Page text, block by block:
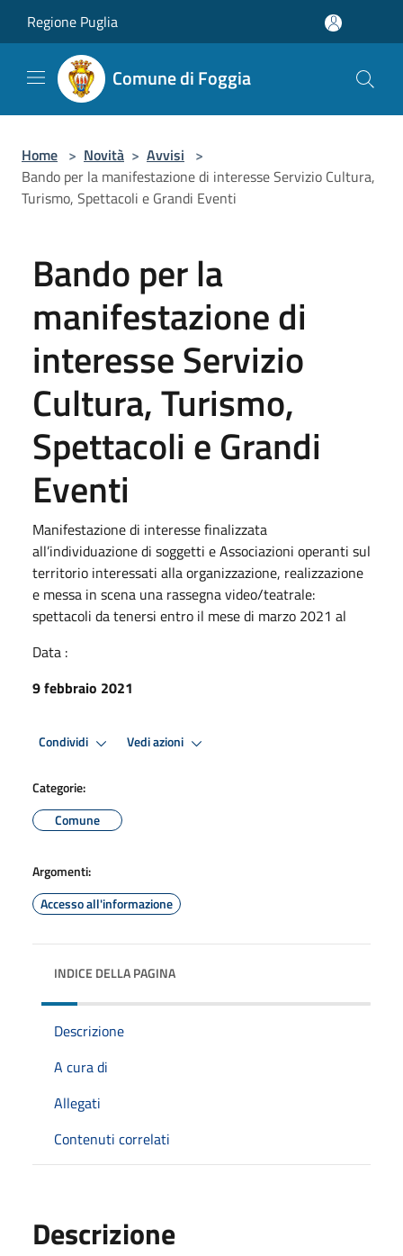
Regione Puglia
Comune di Foggia
Home > Novità > Avvisi >
Bando per la manifestazione di interesse Servizio Cultura,
Turismo, Spettacoli e Grandi Eventi
Bando per la
manifestazione di
interesse Servizio
Cultura, Turismo,
Spettacoli e Grandi
Eventi
Manifestazione di interesse finalizzata
all’individuazione di soggetti e Associazioni operanti sul
territorio interessati alla organizzazione, realizzazione
e messa in scena una rassegna video/teatrale:
spettacoli da tenersi entro il mese di marzo 2021 al
Data :
9 febbraio 2021
Condividi Vedi azioni
Categorie:
Comune
Argomenti:
Accesso all'informazione
INDICE DELLA PAGINA
Descrizione
A cura di
Allegati
Contenuti correlati
Descrizione